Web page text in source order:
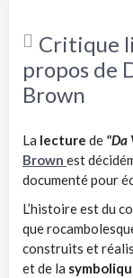
Critique
propos de
Brown
La lecture de "Da
Brown est
documenté pour
L’histoire est du
que
construits et
et de la